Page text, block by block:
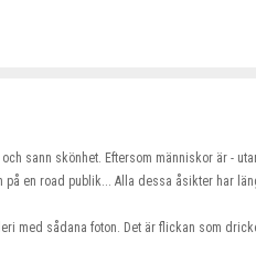
sann skönhet. Eftersom människor är -
en road publik... Alla dessa åsikter har
med sådana foton. Det är flickan som